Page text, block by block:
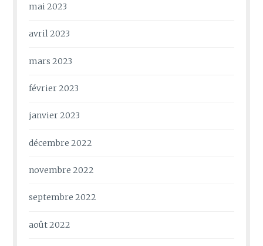
mai 2023
avril 2023
mars 2023
février 2023
janvier 2023
décembre 2022
novembre 2022
septembre 2022
août 2022